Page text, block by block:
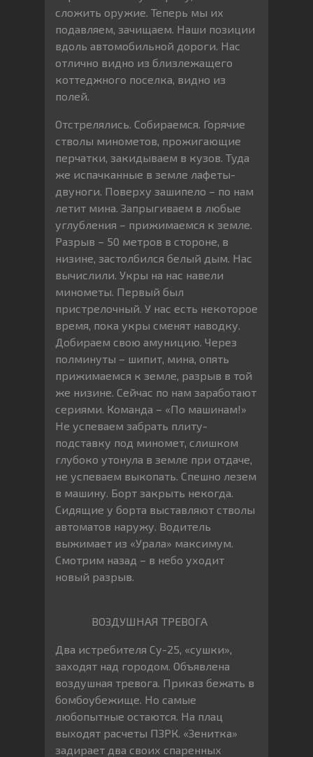
сложить оружие. Теперь мы их
подавляем, зачищаем. Наши позиции
вдоль автомобильной дороги. Нас
отлично видно из близлежащего
коттеджного поселка, видно из
полей.
Отстрелялись. Собираемся. Горячие
стволы минометов, прожигающие
перчатки, закидываем в кузов. Туда
же испачканные в земле лафеты-
двуноги. Поверху зашипело – по нам
летит мина. Запрыгиваем в любые
углубления – прижимаемся к земле.
Разрыв – 50 метров в стороне, в
низине, застолбился белый дым. Нас
вычислили. Укры на нас навели
минометы. Первый был
пристрелочный. У нас есть некоторое
время, пока укры сменят наводку.
Добираем свою амуницию. Через
полминуты – шипит, мина, опять
прижимаемся к земле, разрыв в той
же низине. Сейчас по нам заработают
сериями. Команда – «По машинам!»
Не успеваем забрать плиту-
подставку под миномет, слишком
глубоко утонула в земле при отдаче,
не успеваем выкопать. Спешно лезем
в машину. Борт закрыть некогда.
Сидящие у борта выставляют стволы
автоматов наружу. Водитель
выжимает из «Урала» максимум.
Смотрим назад – в небо уходит
новый разрыв.
ВОЗДУШНАЯ ТРЕВОГА
Два истребителя Су-25, «сушки»,
заходят над городом. Объявлена
воздушная тревога. Приказ бежать в
бомбоубежище. Но самые
любопытные остаются. На плац
выходят расчеты ПЗРК. «Зенитка»
задирает два своих спаренных